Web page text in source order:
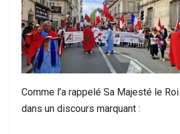
Comme l’a rappelé Sa Majesté le
dans un discours marquant :